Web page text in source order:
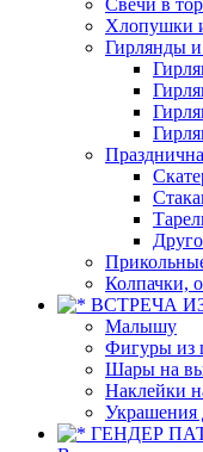
Свечи в
Хлопушки
Гирлянды
Колпачки,
ВСТРЕЧА
Малышу
Фигуры из
Шары на
Наклейки
Украшения
ГЕНДЕР